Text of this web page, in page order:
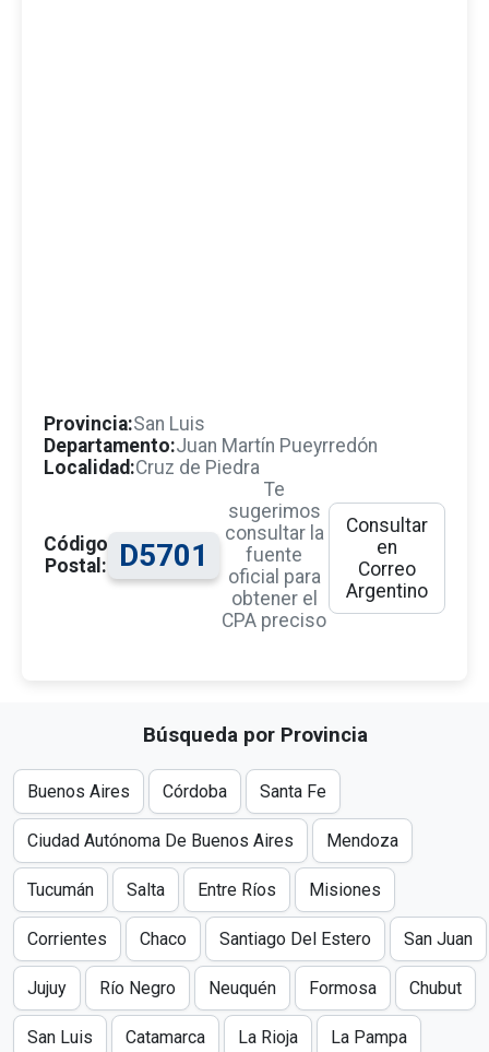
Provincia:San Luis
Departamento:Juan Martín Pueyrredón
Localidad:Cruz de Piedra
Código
Postal:
D5701
Te
sugerimos
consultar la
fuente
oficial para
obtener el
CPA preciso
Consultar
en
Correo
Argentino
Búsqueda por Provincia
Buenos Aires Córdoba Santa Fe
Ciudad Autónoma De Buenos Aires Mendoza
Tucumán Salta Entre Ríos Misiones
Corrientes Chaco Santiago Del Estero San Juan
Jujuy Río Negro Neuquén Formosa Chubut
San Luis Catamarca La Rioja La Pampa